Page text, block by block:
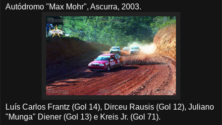
Autódromo "Max Mohr", Ascurra, 2003.
Luís Carlos Frantz (Gol 14), Dirceu Rausis (Gol 12), Juliano
"Munga" Diener (Gol 13) e Kreis Jr. (Gol 71).